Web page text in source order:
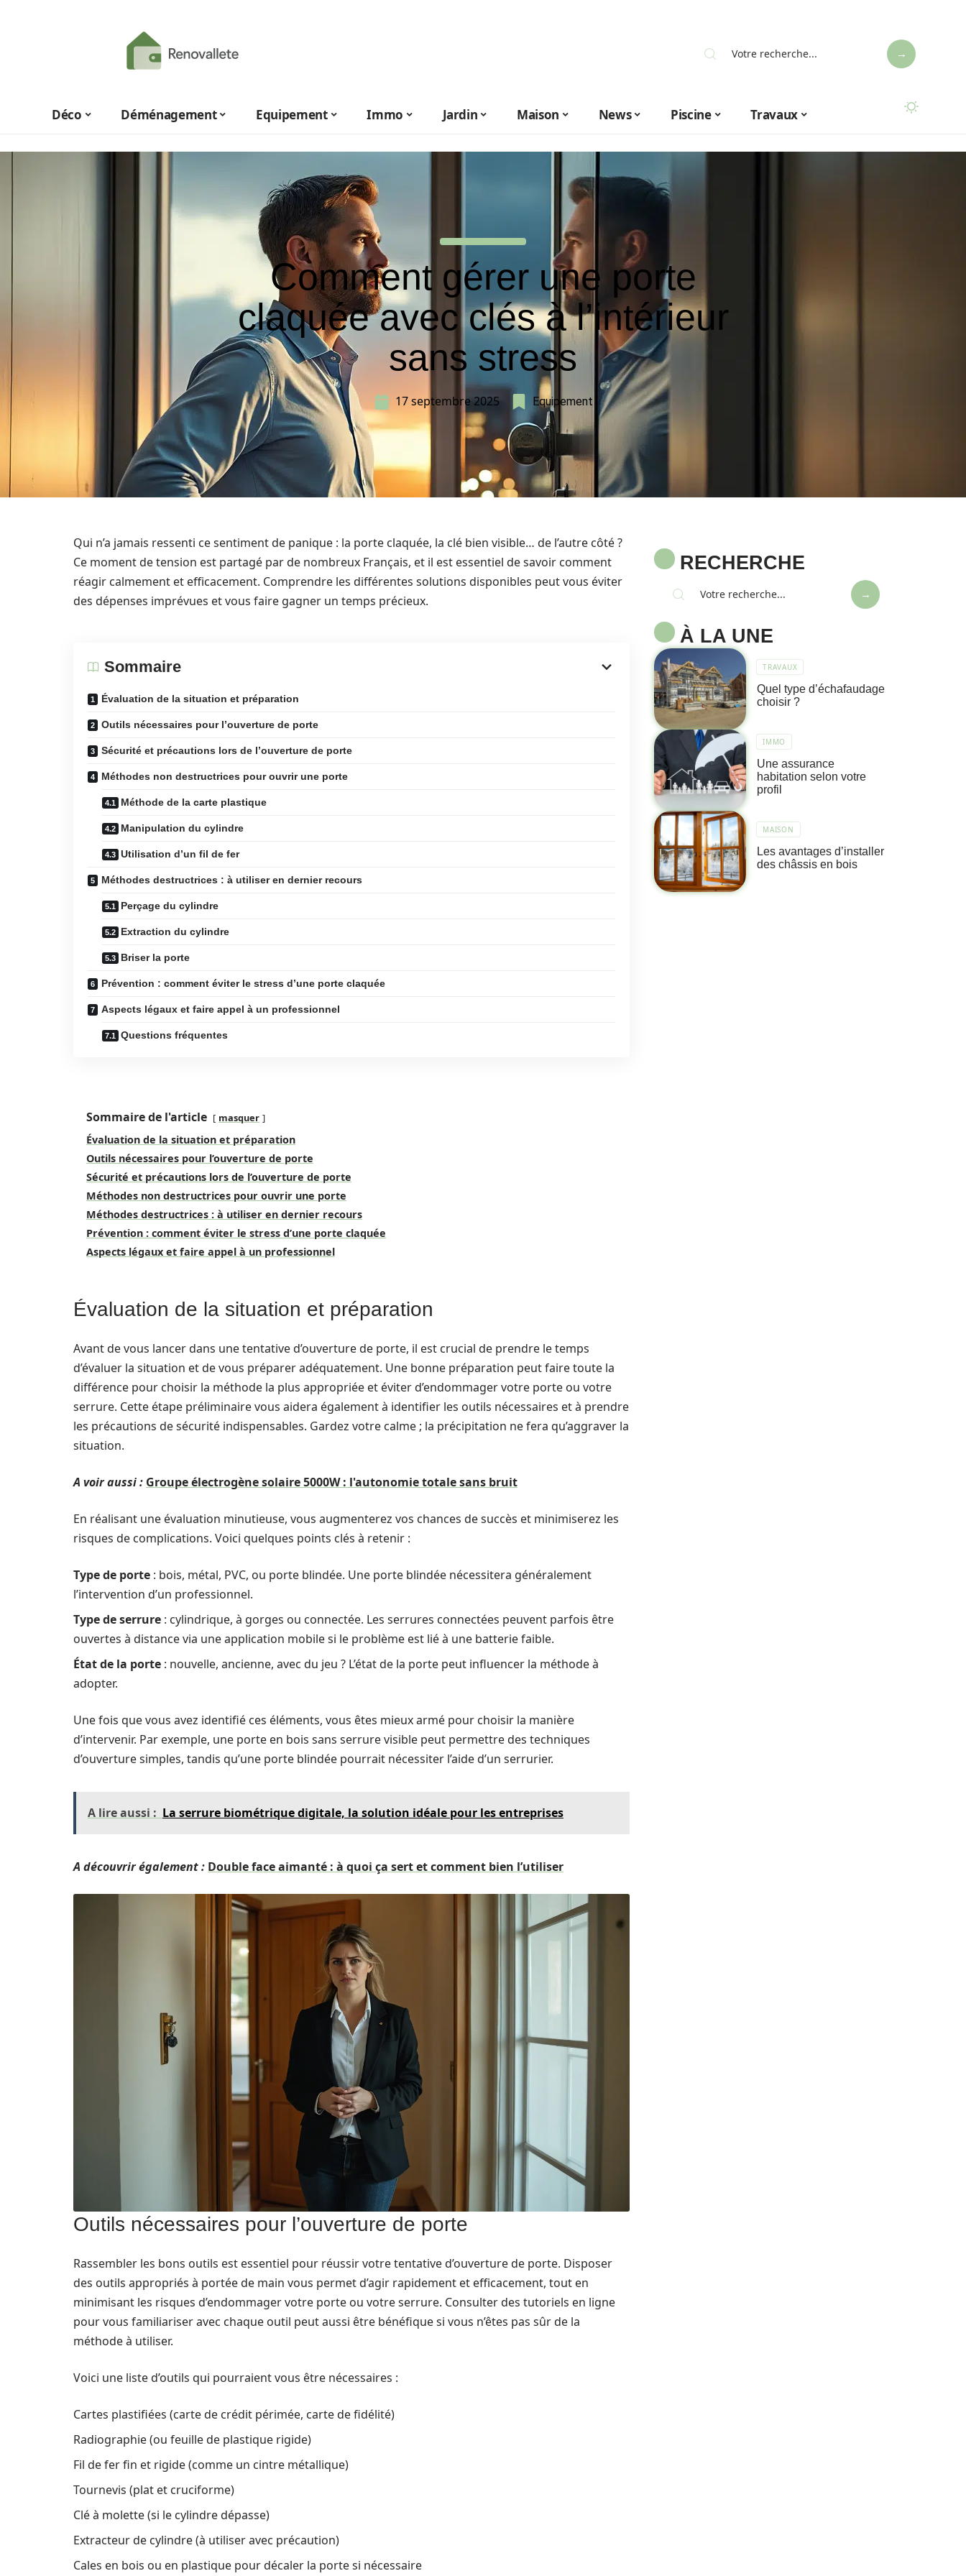
Déco Déménagement Equipement Immo Jardin Maison News Piscine Travaux
Comment gérer une porte
claquée avec clés à l’intérieur
sans stress
17 septembre 2025 Equipement
Qui n’a jamais ressenti ce sentiment de panique : la porte claquée, la clé bien visible… de l’autre côté ?
Ce moment de tension est partagé par de nombreux Français, et il est essentiel de savoir comment
réagir calmement et efficacement. Comprendre les différentes solutions disponibles peut vous éviter
des dépenses imprévues et vous faire gagner un temps précieux.
Sommaire
Évaluation de la situation et préparation
Outils nécessaires pour l’ouverture de porte
Sécurité et précautions lors de l’ouverture de porte
Méthodes non destructrices pour ouvrir une porte
Méthode de la carte plastique
Manipulation du cylindre
Utilisation d’un fil de fer
Méthodes destructrices : à utiliser en dernier recours
Perçage du cylindre
Extraction du cylindre
Briser la porte
Prévention : comment éviter le stress d’une porte claquée
Aspects légaux et faire appel à un professionnel
Questions fréquentes
Sommaire de l'article masquer
Évaluation de la situation et préparation
Outils nécessaires pour l’ouverture de porte
Sécurité et précautions lors de l’ouverture de porte
Méthodes non destructrices pour ouvrir une porte
Méthodes destructrices : à utiliser en dernier recours
Prévention : comment éviter le stress d’une porte claquée
Aspects légaux et faire appel à un professionnel
Évaluation de la situation et préparation
Avant de vous lancer dans une tentative d’ouverture de porte, il est crucial de prendre le temps
d’évaluer la situation et de vous préparer adéquatement. Une bonne préparation peut faire toute la
différence pour choisir la méthode la plus appropriée et éviter d’endommager votre porte ou votre
serrure. Cette étape préliminaire vous aidera également à identifier les outils nécessaires et à prendre
les précautions de sécurité indispensables. Gardez votre calme ; la précipitation ne fera qu’aggraver la
situation.
A voir aussi : Groupe électrogène solaire 5000W : l'autonomie totale sans bruit
En réalisant une évaluation minutieuse, vous augmenterez vos chances de succès et minimiserez les
risques de complications. Voici quelques points clés à retenir :
Type de porte : bois, métal, PVC, ou porte blindée. Une porte blindée nécessitera généralement
l’intervention d’un professionnel.
Type de serrure : cylindrique, à gorges ou connectée. Les serrures connectées peuvent parfois être
ouvertes à distance via une application mobile si le problème est lié à une batterie faible.
État de la porte : nouvelle, ancienne, avec du jeu ? L’état de la porte peut influencer la méthode à
adopter.
Une fois que vous avez identifié ces éléments, vous êtes mieux armé pour choisir la manière
d’intervenir. Par exemple, une porte en bois sans serrure visible peut permettre des techniques
d’ouverture simples, tandis qu’une porte blindée pourrait nécessiter l’aide d’un serrurier.
A lire aussi : La serrure biométrique digitale, la solution idéale pour les entreprises
A découvrir également : Double face aimanté : à quoi ça sert et comment bien l’utiliser
Outils nécessaires pour l’ouverture de porte
Rassembler les bons outils est essentiel pour réussir votre tentative d’ouverture de porte. Disposer
des outils appropriés à portée de main vous permet d’agir rapidement et efficacement, tout en
minimisant les risques d’endommager votre porte ou votre serrure. Consulter des tutoriels en ligne
pour vous familiariser avec chaque outil peut aussi être bénéfique si vous n’êtes pas sûr de la
méthode à utiliser.
Voici une liste d’outils qui pourraient vous être nécessaires :
Cartes plastifiées (carte de crédit périmée, carte de fidélité)
Radiographie (ou feuille de plastique rigide)
Fil de fer fin et rigide (comme un cintre métallique)
Tournevis (plat et cruciforme)
Clé à molette (si le cylindre dépasse)
Extracteur de cylindre (à utiliser avec précaution)
Cales en bois ou en plastique pour décaler la porte si nécessaire
RECHERCHE
À LA UNE
TRAVAUX
Quel type d’échafaudage
choisir ?
IMMO
Une assurance
habitation selon votre
profil
MAISON
Les avantages d’installer
des châssis en bois